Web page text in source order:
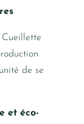
Cueillette
de se
et éco-